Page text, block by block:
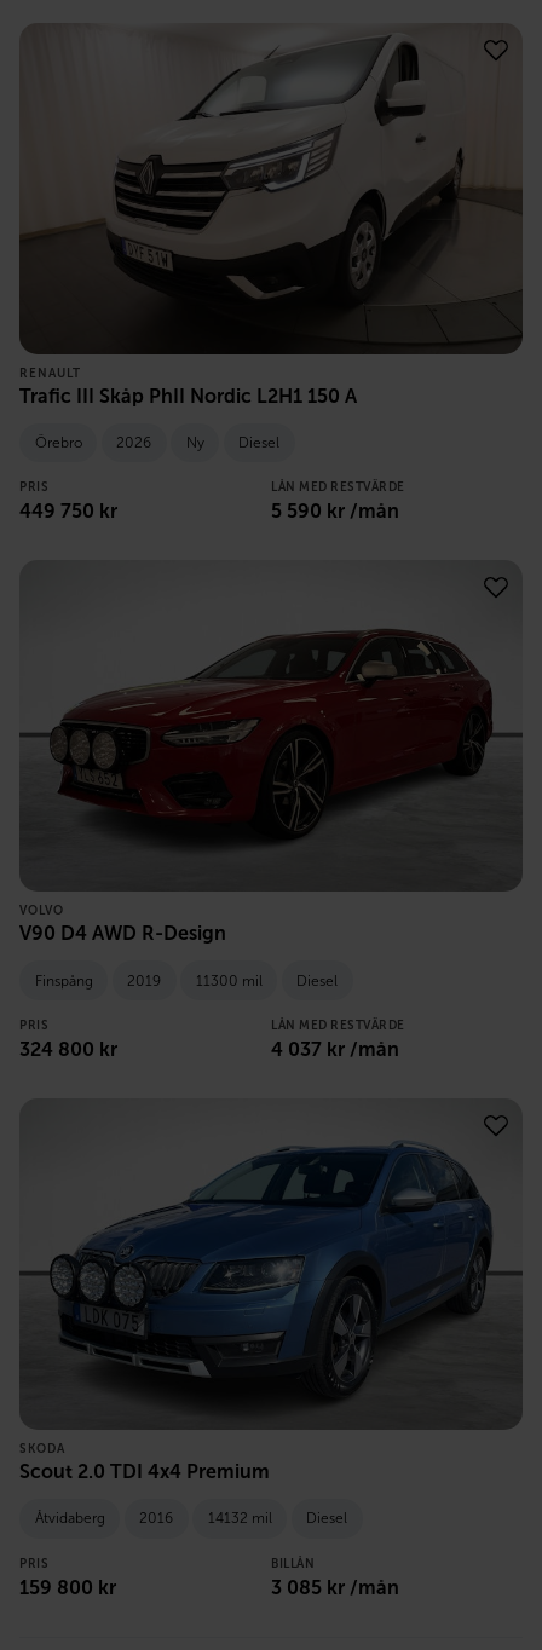
RENAULT
Trafic III Skåp PhII Nordic L2H1 150 A
Örebro 2026 Ny Diesel
PRIS
449 750 kr
LÅN MED RESTVÄRDE
5 590 kr /mån
VOLVO
V90 D4 AWD R-Design
Finspång 2019 11300 mil Diesel
PRIS
324 800 kr
LÅN MED RESTVÄRDE
4 037 kr /mån
SKODA
Scout 2.0 TDI 4x4 Premium
Åtvidaberg 2016 14132 mil Diesel
PRIS
159 800 kr
BILLÅN
3 085 kr /mån